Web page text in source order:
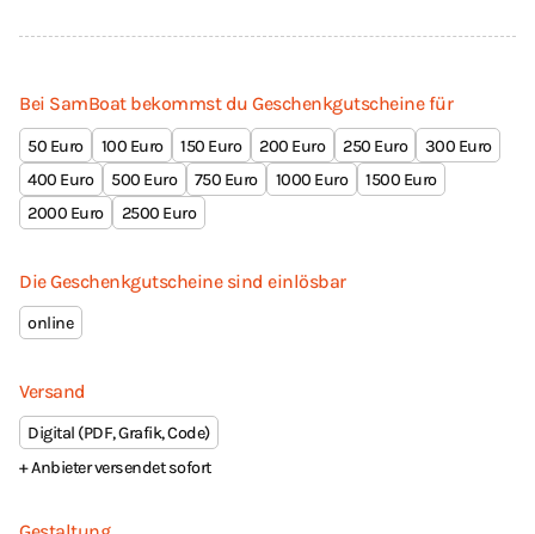
Bei SamBoat bekommst du Geschenkgutscheine für
50 100 150 200 250
300
400
500 750 1000
1500
2000
2500
Die Geschenkgutscheine sind einlösbar
online
Versand
Digital (PDF, Grafik, Code)
+ Anbieter versendet sofort